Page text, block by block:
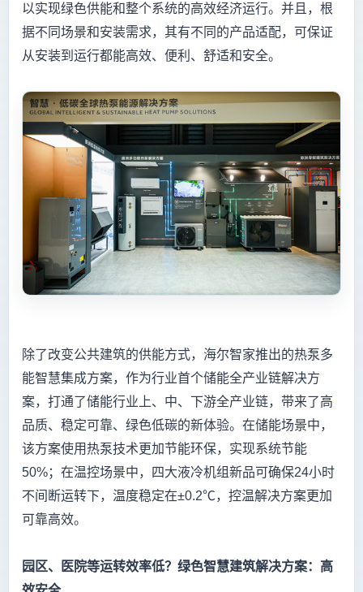
以实现绿色供能和整个系统的高效经济运行。并且，根
据不同场景和安装需求，其有不同的产品适配，可保证
从安装到运行都能高效、便利、舒适和安全。
除了改变公共建筑的供能方式，海尔智家推出的热泵多
能智慧集成方案，作为行业首个储能全产业链解决方
案，打通了储能行业上、中、下游全产业链，带来了高
品质、稳定可靠、绿色低碳的新体验。在储能场景中，
该方案使用热泵技术更加节能环保，实现系统节能
50%；在温控场景中，四大液冷机组新品可确保24小时
不间断运转下，温度稳定在±0.2℃，控温解决方案更加
可靠高效。
园区、医院等运转效率低？绿色智慧建筑解决方案：高